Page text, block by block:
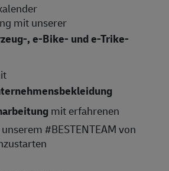
mit unserer
, e-Bike- und e-Trike-
mit erfahrenen
#BESTENTEAM von